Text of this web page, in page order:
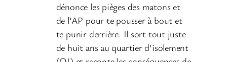
dénonce les pièges des matons et
de l’AP pour te pousser à bout et
te punir derrière. Il sort tout juste
de huit ans au quartier d’isolement